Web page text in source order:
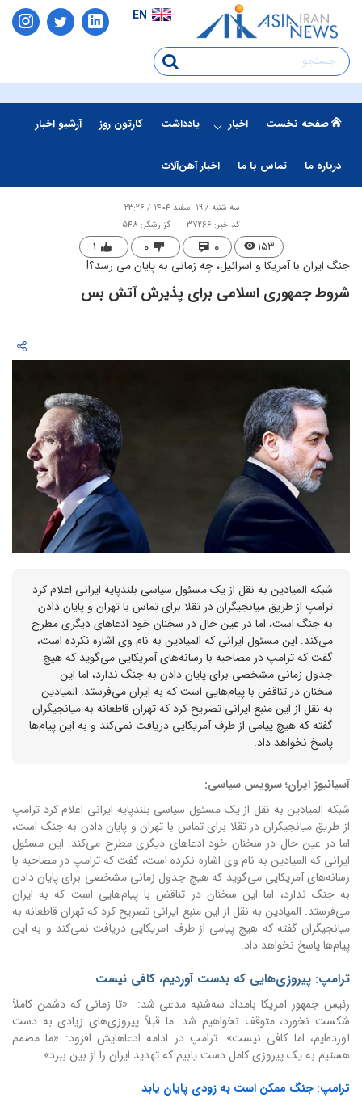
EN
صفحه نخست اخبار یادداشت کارتون روز آرشیو اخبار
درباره ما تماس با ما اخبار آهن‌آلات
سه شنبه / ۱۹ اسفند ۱۴۰۴ / ۲۳:۲۶
کد خبر: 37266
گزارشگر: 548
۱۵۳ ۰ ۰ ۱
جنگ ایران با آمریکا و اسرائیل، چه زمانی به پایان می رسد؟!
شروط جمهوری اسلامی برای پذیرش آتش بس
شبکه المیادین به نقل از یک مسئول سیاسی بلندپایه ایرانی اعلام کرد
ترامپ از طریق میانجیگران در تقلا برای تماس با تهران و پایان دادن
به جنگ است، اما در عین حال در سخنان خود ادعا‌های دیگری مطرح
می‌کند. این مسئول ایرانی که المیادین به نام وی اشاره نکرده است،
گفت که ترامپ در مصاحبه با رسانه‌های آمریکایی می‌گوید که هیچ
جدول زمانی مشخصی برای پایان دادن به جنگ ندارد، اما این
سخنان در تناقض با پیام‌هایی است که به ایران می‌فرستد. المیادین
به نقل از این منبع ایرانی تصریح کرد که تهران قاطعانه به میانجیگران
گفته که هیچ پیامی از طرف آمریکایی دریافت نمی‌کند و به این پیام‌ها
پاسخ نخواهد داد.
آسیانیوز ایران؛ سرویس سیاسی:
شبکه المیادین به نقل از یک مسئول سیاسی بلندپایه ایرانی اعلام کرد ترامپ
از طریق میانجیگران در تقلا برای تماس با تهران و پایان دادن به جنگ است،
اما در عین حال در سخنان خود ادعا‌های دیگری مطرح می‌کند. این مسئول
ایرانی که المیادین به نام وی اشاره نکرده است، گفت که ترامپ در مصاحبه با
رسانه‌های آمریکایی می‌گوید که هیچ جدول زمانی مشخصی برای پایان دادن
به جنگ ندارد، اما این سخنان در تناقض با پیام‌هایی است که به ایران
می‌فرستد. المیادین به نقل از این منبع ایرانی تصریح کرد که تهران قاطعانه به
میانجیگران گفته که هیچ پیامی از طرف آمریکایی دریافت نمی‌کند و به این
پیام‌ها پاسخ نخواهد داد.
ترامپ: پیروزی‌هایی که بدست آوردیم، کافی نیست
رئیس جمهور آمریکا بامداد سه‌شنبه مدعی شد: «تا زمانی که دشمن کاملاً
شکست نخورد، متوقف نخواهیم شد. ما قبلاً پیروزی‌های زیادی به دست
آورده‌ایم، اما کافی نیست».ترامپ در ادامه ادعاهایش افزود: «ما مصمم
هستیم به یک پیروزی کامل دست یابیم که تهدید ایران را از بین ببرد».
ترامپ: جنگ ممکن است به زودی پایان یابد